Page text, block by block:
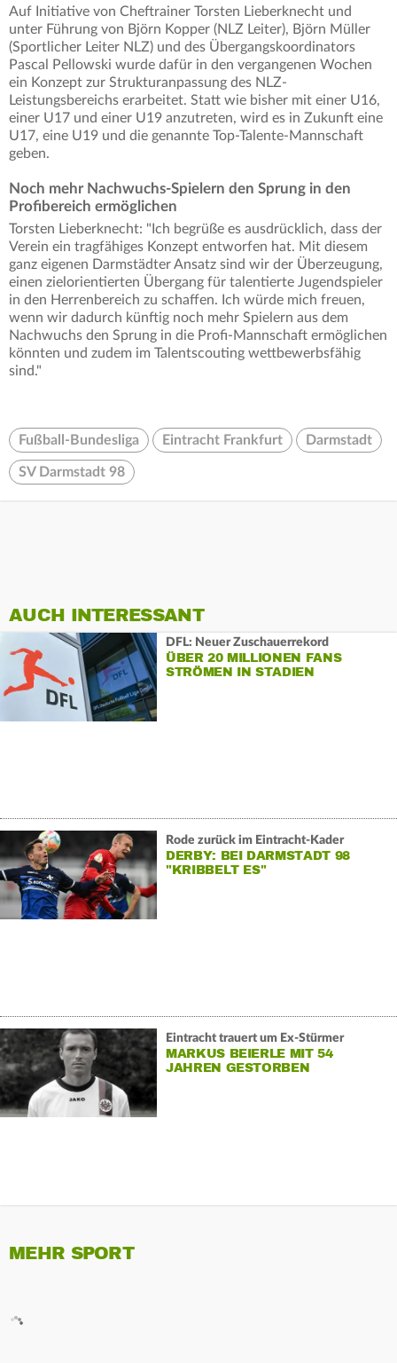
Auf Initiative von Cheftrainer Torsten Lieberknecht und
unter Führung von Björn Kopper (NLZ Leiter), Björn Müller
(Sportlicher Leiter NLZ) und des Übergangskoordinators
Pascal Pellowski wurde dafür in den vergangenen Wochen
ein Konzept zur Strukturanpassung des NLZ-
Leistungsbereichs erarbeitet. Statt wie bisher mit einer U16,
einer U17 und einer U19 anzutreten, wird es in Zukunft eine
U17, eine U19 und die genannte Top-Talente-Mannschaft
geben.
Noch mehr Nachwuchs-Spielern den Sprung in den
Profibereich ermöglichen
Torsten Lieberknecht: "Ich begrüße es ausdrücklich, dass der
Verein ein tragfähiges Konzept entworfen hat. Mit diesem
ganz eigenen Darmstädter Ansatz sind wir der Überzeugung,
einen zielorientierten Übergang für talentierte Jugendspieler
in den Herrenbereich zu schaffen. Ich würde mich freuen,
wenn wir dadurch künftig noch mehr Spielern aus dem
Nachwuchs den Sprung in die Profi-Mannschaft ermöglichen
könnten und zudem im Talentscouting wettbewerbsfähig
sind."
Fußball-Bundesliga Eintracht Frankfurt Darmstadt
SV Darmstadt 98
AUCH INTERESSANT
DFL: Neuer Zuschauerrekord
ÜBER 20 MILLIONEN FANS
STRÖMEN IN STADIEN
Rode zurück im Eintracht-Kader
DERBY: BEI DARMSTADT 98
"KRIBBELT ES"
Eintracht trauert um Ex-Stürmer
MARKUS BEIERLE MIT 54
JAHREN GESTORBEN
MEHR SPORT